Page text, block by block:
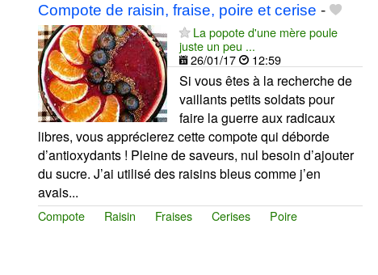
Compote de raisin, fraise, poire et cerise -
La popote d'une mère poule
juste un peu ...
26/01/17
12:59
Si vous êtes à la recherche de
vaillants petits soldats pour
faire la guerre aux radicaux
libres, vous apprécierez cette compote qui déborde
d’antioxydants ! Pleine de saveurs, nul besoin d’ajouter
du sucre. J’ai utilisé des raisins bleus comme j’en
avais...
Compote Raisin Fraises Cerises Poire